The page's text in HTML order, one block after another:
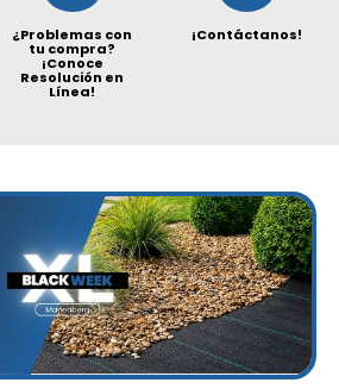
¿Problemas con
tu compra?
¡Conoce
Resolución en
Línea!
¡Contáctanos!